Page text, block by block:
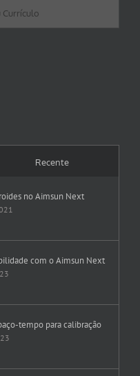
Currículo
Recente
no Aimsun Next
com o Aimsun Next
tempo para calibração